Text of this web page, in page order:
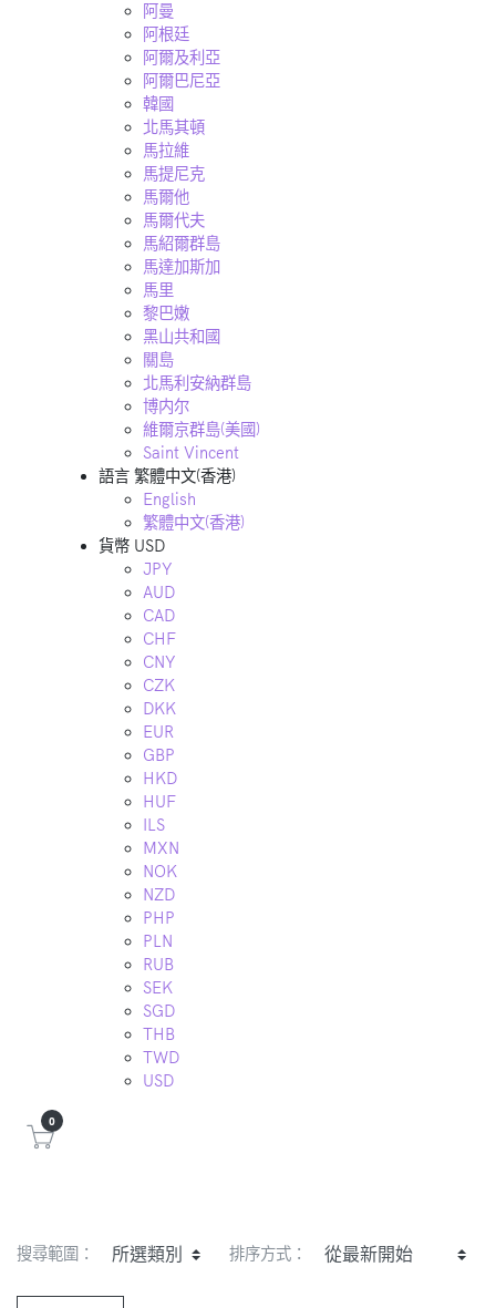
阿曼
阿根廷
阿爾及利亞
阿爾巴尼亞
韓國
北馬其頓
馬拉維
馬提尼克
馬爾他
馬爾代夫
馬紹爾群島
馬達加斯加
馬里
黎巴嫩
黑山共和國
關島
北馬利安納群島
博内尔
維爾京群島(美國)
Saint Vincent
語言 繁體中文(香港)
English
繁體中文(香港)
貨幣 USD
JPY
AUD
CAD
CHF
CNY
CZK
DKK
EUR
GBP
HKD
HUF
ILS
MXN
NOK
NZD
PHP
PLN
RUB
SEK
SGD
THB
TWD
USD
0
搜尋範圍： 排序方式：